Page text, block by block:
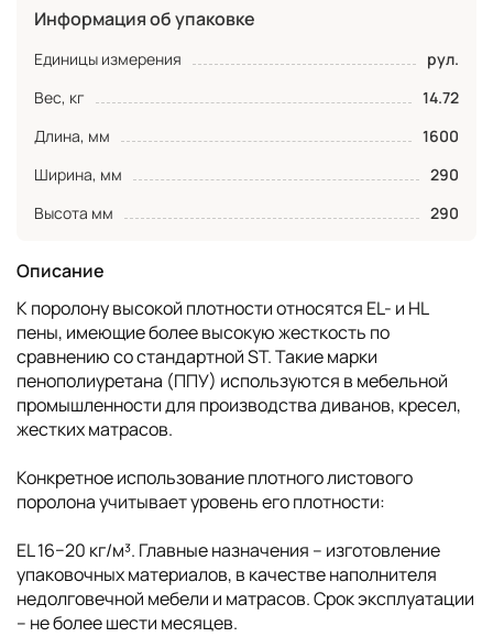
Описание
К поролону высокой плотности относятся EL- и HL
пены, имеющие более высокую жесткость по
сравнению со стандартной ST. Такие марки
пенополиуретана (ППУ) используются в мебельной
промышленности для производства диванов, кресел,
жестких матрасов.
Конкретное использование плотного листового
поролона учитывает уровень его плотности:
EL 16−20 кг/м³. Главные назначения – изготовление
упаковочных материалов, в качестве наполнителя
недолговечной мебели и матрасов. Срок эксплуатации
– не более шести месяцев.
Информация об упаковке
Единицы измерения
рул.
Вес, кг
14.72
Длина, мм
1600
Ширина, мм
290
Высота мм
290